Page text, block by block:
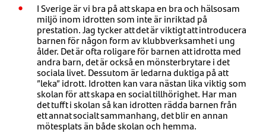
I Sverige är vi bra på att skapa en bra och hälsosam
miljö inom idrotten som inte är inriktad på
prestation. Jag tycker att det är viktigt att introducera
barnen för någon form av klubbverksamhet i ung
ålder. Det är ofta roligare för barnen att idrotta med
andra barn, det är också en mönsterbrytare i det
sociala livet. Dessutom är ledarna duktiga på att
”leka” idrott. Idrotten kan vara nästan lika viktig som
skolan för att skapa en social tillhörighet. Har man
det tufft i skolan så kan idrotten rädda barnen från
ett annat socialt sammanhang, det blir en annan
mötesplats än både skolan och hemma.